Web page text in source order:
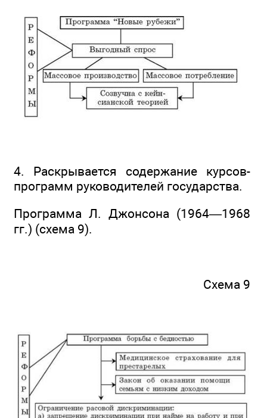
4. Раскрывается содержание курсов-
программ руководителей государства.
Программа Л. Джонсона (1964—1968
гг.) (схема 9).
Схема 9